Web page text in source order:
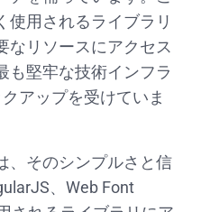
使用されるライブラリ
なリソースにアクセス
も堅牢な技術インフラ
アップを受けていま
、そのシンプルさと信
、Web Font